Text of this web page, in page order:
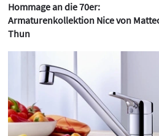
Hommage an die 70er:
Armaturenkollektion Nice von
Thun